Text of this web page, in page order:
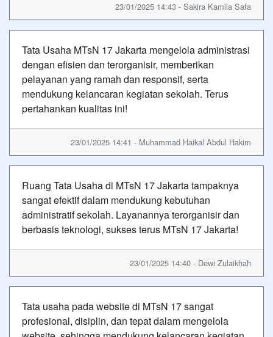
23/01/2025 14:43 - Sakira Kamila Safa
Tata Usaha MTsN 17 Jakarta mengelola administrasi
dengan efisien dan terorganisir, memberikan
pelayanan yang ramah dan responsif, serta
mendukung kelancaran kegiatan sekolah. Terus
pertahankan kualitas ini!
23/01/2025 14:41 - Muhammad Haikal Abdul Hakim
Ruang Tata Usaha di MTsN 17 Jakarta tampaknya
sangat efektif dalam mendukung kebutuhan
administratif sekolah. Layanannya terorganisir dan
berbasis teknologi, sukses terus MTsN 17 Jakarta!
23/01/2025 14:40 - Dewi Zulaikhah
Tata usaha pada website di MTsN 17 sangat
profesional, disiplin, dan tepat dalam mengelola